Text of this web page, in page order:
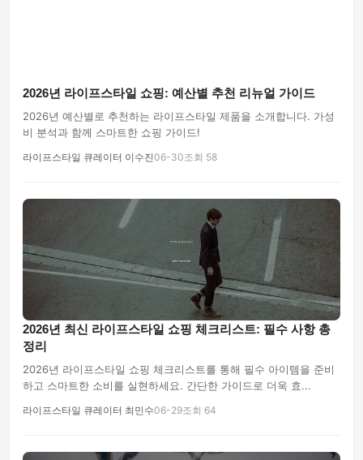
2026년 라이프스타일 쇼핑: 예산별 추천 리뉴얼 가이드
2026년 예산별로 추천하는 라이프스타일 제품을 소개합니다. 가성
비 분석과 함께 스마트한 쇼핑 가이드!
라이프스타일 큐레이터 이수진06-30조회 58
2026년 최신 라이프스타일 쇼핑 체크리스트: 필수 사항 총
정리
2026년 라이프스타일 쇼핑 체크리스트를 통해 필수 아이템을 준비
하고 스마트한 소비를 실현하세요. 간단한 가이드로 더욱 효...
라이프스타일 큐레이터 최민수06-29조회 64